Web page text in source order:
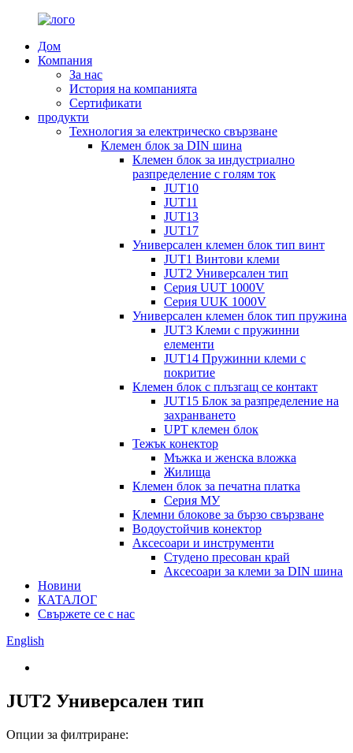
Дом
Компания
За нас
История на компанията
Сертификати
продукти
Технология за електрическо свързване
Клемен блок за DIN шина
Клемен блок за индустриално
разпределение с голям ток
JUT10
JUT11
JUT13
JUT17
Универсален клемен блок тип винт
JUT1 Винтови клеми
JUT2 Универсален тип
Серия UUT 1000V
Серия UUK 1000V
Универсален клемен блок тип пружина
JUT3 Клеми с пружинни
елементи
JUT14 Пружинни клеми с
покритие
Клемен блок с плъзгащ се контакт
JUT15 Блок за разпределение на
захранването
UPT клемен блок
Тежък конектор
Мъжка и женска вложка
Жилища
Клемен блок за печатна платка
Серия МУ
Клемни блокове за бързо свързване
Водоустойчив конектор
Аксесоари и инструменти
Студено пресован край
Аксесоари за клеми за DIN шина
Новини
КАТАЛОГ
Свържете се с нас
English
JUT2 Универсален тип
Опции за филтриране: